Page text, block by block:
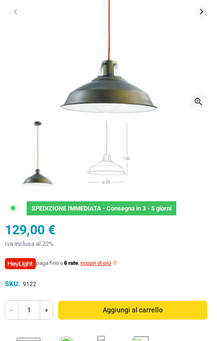
Precedente
keyboard_arrow_left keyboard_arrow_right
zoom_in
SPEDIZIONE IMMEDIATA - Consegna in 3 - 5 giorni
129,00 €
Iva inclusa al 22%
paga fino a6 rate, scopri di più
SKU: 9122
- + Aggiungi al carrello